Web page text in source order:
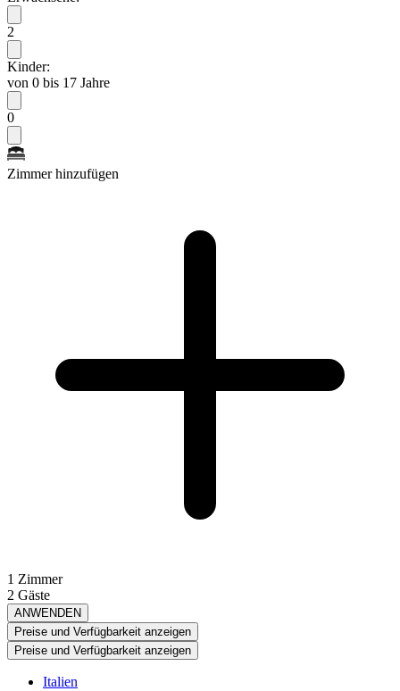
2
Kinder:
von 0 bis 17 Jahre
0
Zimmer hinzufügen
1 Zimmer
2 Gäste
ANWENDEN
Preise und Verfügbarkeit anzeigen
Preise und Verfügbarkeit anzeigen
Italien